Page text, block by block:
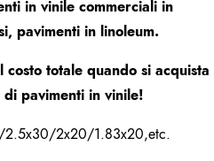
in vinile commerciali in
pavimenti in linoleum.
totale quando si acquista
pavimenti in vinile!
2x20/1.83x20,etc.